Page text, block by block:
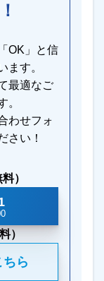
OK」と信
ます。
最適なご
。
わせフォ
さい！
）
）
ら